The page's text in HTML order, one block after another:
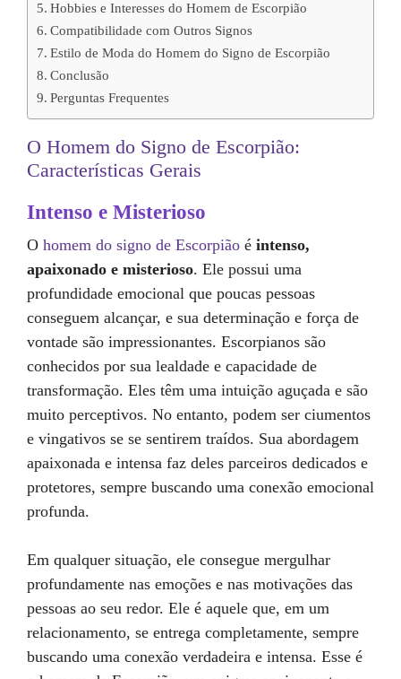
Hobbies e Interesses do Homem de Escorpião
Compatibilidade com Outros Signos
Estilo de Moda do Homem do Signo de Escorpião
Conclusão
Perguntas Frequentes
O Homem do Signo de Escorpião:
Características Gerais
Intenso e Misterioso
O homem do signo de Escorpião é intenso,
apaixonado e misterioso. Ele possui uma
profundidade emocional que poucas pessoas
conseguem alcançar, e sua determinação e força de
vontade são impressionantes. Escorpianos são
conhecidos por sua lealdade e capacidade de
transformação. Eles têm uma intuição aguçada e são
muito perceptivos. No entanto, podem ser ciumentos
e vingativos se se sentirem traídos. Sua abordagem
apaixonada e intensa faz deles parceiros dedicados e
protetores, sempre buscando uma conexão emocional
profunda.
Em qualquer situação, ele consegue mergulhar
profundamente nas emoções e nas motivações das
pessoas ao seu redor. Ele é aquele que, em um
relacionamento, se entrega completamente, sempre
buscando uma conexão verdadeira e intensa. Esse é